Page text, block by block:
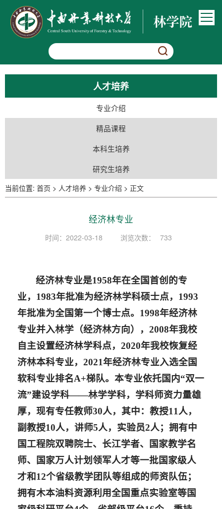
人才培养
专业介绍
精品课程
本科生培养
研究生培养
当前位置: 首页 > 人才培养 > 专业介绍 > 正文
经济林专业
时间：2022-03-18 浏览次数： 733
经济林专业是1958年在全国首创的专
业，1983年批准为经济林学科硕士点，1993
年批准为全国第一个博士点。1998年经济林
专业并入林学（经济林方向），2008年我校
自主设置经济林学科点，2020年我校恢复经
济林本科专业，2021年经济林专业入选全国
软科专业排名A+梯队。本专业依托国内“双一
流”建设学科——林学学科，学科师资力量雄
厚，现有专任教师30人，其中：教授11人，
副教授10人，讲师5人，实验员2人；拥有中
国工程院双聘院士、长江学者、国家教学名
师、国家万人计划领军人才等一批国家级人
才和12个省级教学团队等组成的师资队伍；
拥有木本油料资源利用全国重点实验室等国